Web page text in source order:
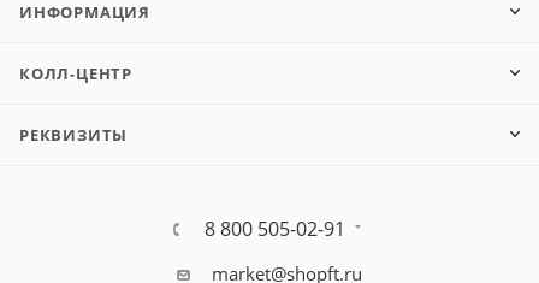
ИНФОРМАЦИЯ
КОЛЛ-ЦЕНТР
РЕКВИЗИТЫ
8 800 505-02-91
market@shopft.ru